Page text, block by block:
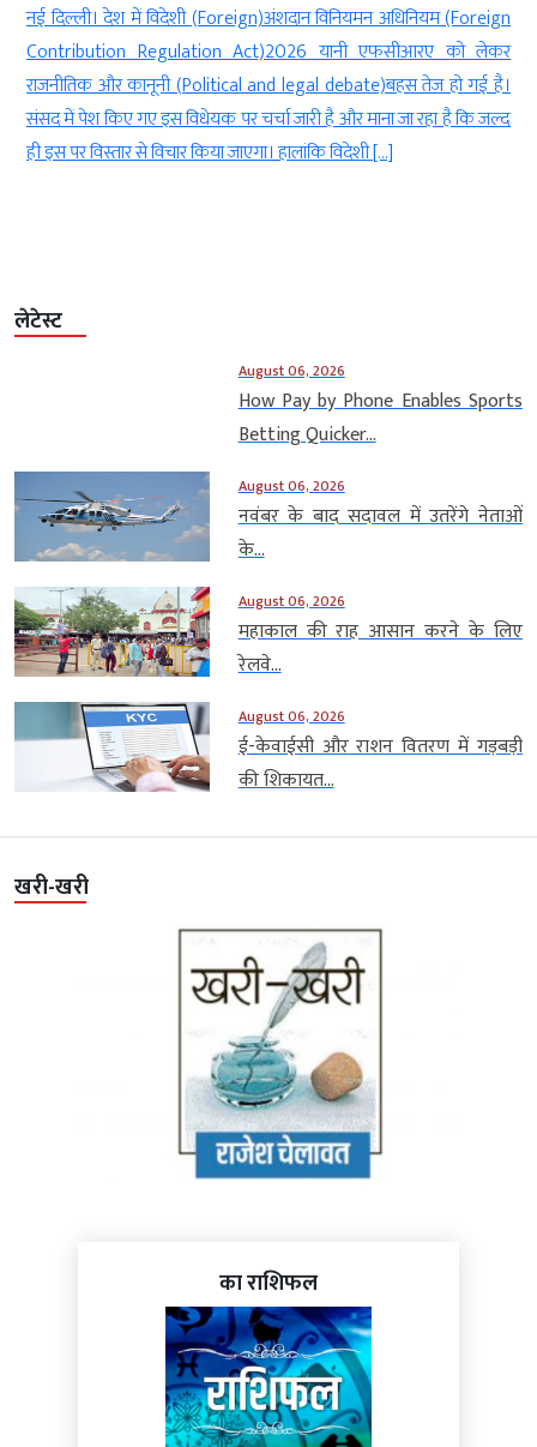
नई दिल्ली। देश में विदेशी (Foreign)अंशदान विनियमन अधिनियम (Foreign
Contribution Regulation Act)2026 यानी एफसीआरए को लेकर
राजनीतिक और कानूनी (Political and legal debate)बहस तेज हो गई है।
संसद में पेश किए गए इस विधेयक पर चर्चा जारी है और माना जा रहा है कि जल्द
ही इस पर विस्तार से विचार किया जाएगा। हालांकि विदेशी […]
नई
का
लेटेस्ट
August 06, 2026
How Pay by Phone Enables Sports
Betting Quicker...
August 06, 2026
नवंबर के बाद सदावल में उतरेंगे नेताओं
के...
August 06, 2026
महाकाल की राह आसान करने के लिए
रेलवे...
August 06, 2026
ई-केवाईसी और राशन वितरण में गड़बड़ी
की शिकायत...
खरी-खरी
का राशिफल